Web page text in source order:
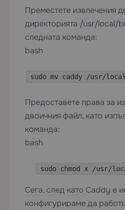
Преместете извлечения
директорията /usr/local/
следната команда:
bash
sudo mv caddy /usr/
Предоставете права за
двоичния файл, като
команда:
bash
sudo chmod x /usr/
Сега, след като Caddy е
конфигурираме да